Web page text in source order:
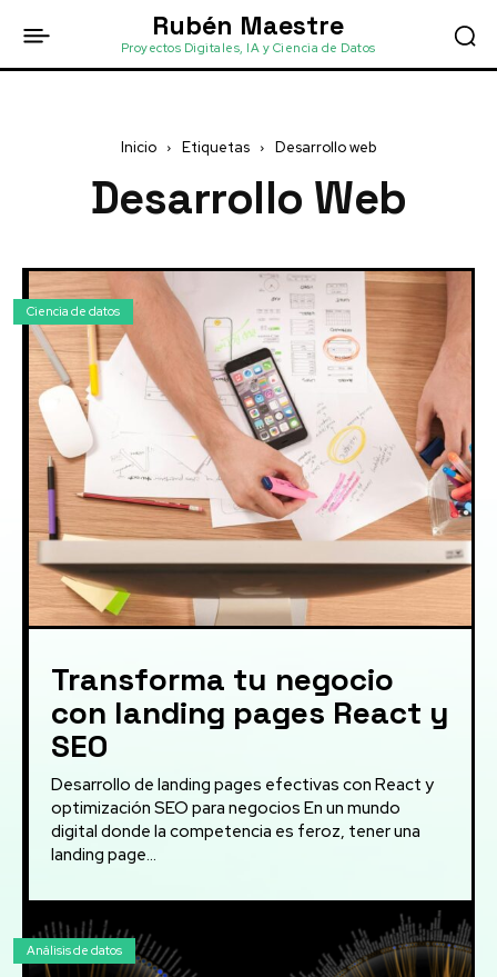
Rubén Maestre
Proyectos Digitales, IA y Ciencia de Datos
Inicio Etiquetas Desarrollo web
Desarrollo Web
Ciencia de datos
Transforma tu negocio
con landing pages React y
SEO
Desarrollo de landing pages efectivas con React y
optimización SEO para negocios En un mundo
digital donde la competencia es feroz, tener una
landing page...
Análisis de datos